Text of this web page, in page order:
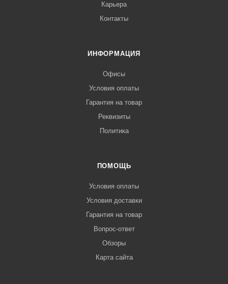
Карьера
Контакты
ИНФОРМАЦИЯ
Офисы
Условия оплаты
Гарантия на товар
Реквизиты
Политика
ПОМОЩЬ
Условия оплаты
Условия доставки
Гарантия на товар
Вопрос-ответ
Обзоры
Карта сайта